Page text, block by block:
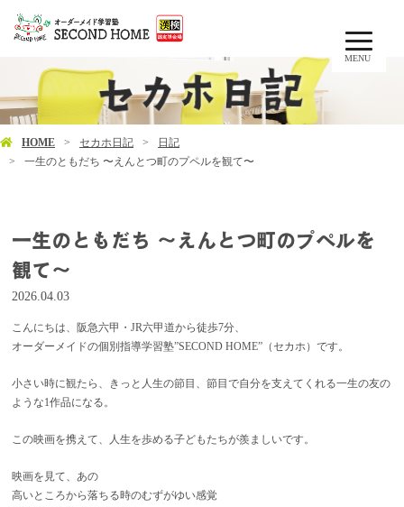
MENU
HOME セカホ日記
日記
一生のともだち 〜えんとつ町のプペルを観て〜
一生のともだち 〜えんとつ町のプペルを
観て〜
2026.04.03
こんにちは、阪急六甲・JR六甲道から徒歩7分、
オーダーメイドの個別指導学習塾”SECOND HOME”（セカホ）です。
小さい時に観たら、きっと人生の節目、節目で自分を支えてくれる一生の友の
ような1作品になる。
この映画を携えて、人生を歩める子どもたちが羨ましいです。
映画を見て、あの
高いところから落ちる時のむずがゆい感覚